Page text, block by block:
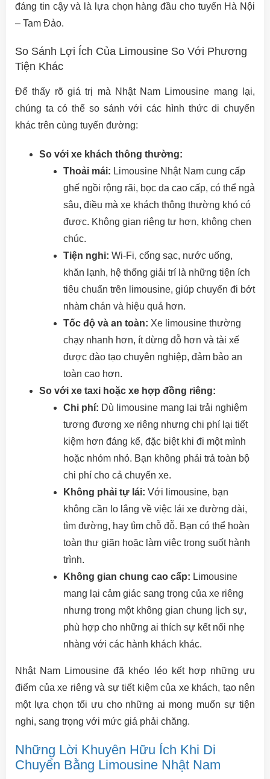
đáng tin cậy và là lựa chọn hàng đầu cho tuyến Hà Nội
– Tam Đảo.
So Sánh Lợi Ích Của Limousine So Với Phương
Tiện Khác
Để thấy rõ giá trị mà Nhật Nam Limousine mang lại,
chúng ta có thể so sánh với các hình thức di chuyển
khác trên cùng tuyến đường:
So với xe khách thông thường:
Thoải mái: Limousine Nhật Nam cung cấp
ghế ngồi rộng rãi, bọc da cao cấp, có thể ngả
sâu, điều mà xe khách thông thường khó có
được. Không gian riêng tư hơn, không chen
chúc.
Tiện nghi: Wi-Fi, cổng sạc, nước uống,
khăn lạnh, hệ thống giải trí là những tiện ích
tiêu chuẩn trên limousine, giúp chuyến đi bớt
nhàm chán và hiệu quả hơn.
Tốc độ và an toàn: Xe limousine thường
chạy nhanh hơn, ít dừng đỗ hơn và tài xế
được đào tạo chuyên nghiệp, đảm bảo an
toàn cao hơn.
So với xe taxi hoặc xe hợp đồng riêng:
Chi phí: Dù limousine mang lại trải nghiệm
tương đương xe riêng nhưng chi phí lại tiết
kiệm hơn đáng kể, đặc biệt khi đi một mình
hoặc nhóm nhỏ. Bạn không phải trả toàn bộ
chi phí cho cả chuyến xe.
Không phải tự lái: Với limousine, bạn
không cần lo lắng về việc lái xe đường dài,
tìm đường, hay tìm chỗ đỗ. Bạn có thể hoàn
toàn thư giãn hoặc làm việc trong suốt hành
trình.
Không gian chung cao cấp: Limousine
mang lại cảm giác sang trọng của xe riêng
nhưng trong một không gian chung lịch sự,
phù hợp cho những ai thích sự kết nối nhẹ
nhàng với các hành khách khác.
Nhật Nam Limousine đã khéo léo kết hợp những ưu
điểm của xe riêng và sự tiết kiệm của xe khách, tạo nên
một lựa chọn tối ưu cho những ai mong muốn sự tiện
nghi, sang trọng với mức giá phải chăng.
Những Lời Khuyên Hữu Ích Khi Di
Chuyển Bằng Limousine Nhật Nam